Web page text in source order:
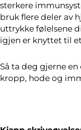
sterkere
bruk flere deler av
uttrykke følelsene
igjen er knyttet til
Så ta deg gjerne
kropp, hode og